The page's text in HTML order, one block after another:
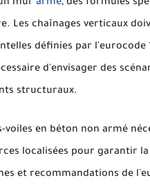
mur armé, des formules
Les chaînages verticaux
définies par l'eurocode
d'envisager des
structuraux.
voiles en béton non armé
localisées pour garantir
et recommandations de